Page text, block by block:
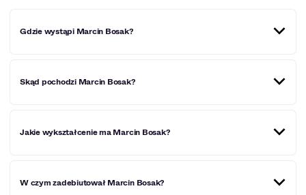
Gdzie wystąpi Marcin Bosak?
Miejscowości, w których Marcin Bosak wystąpi w
Skąd pochodzi Marcin Bosak?
Jakie wykształcenie ma Marcin Bosak?
w Warszawie. Studia ukończył z wyróżnieniem.
W czym zadebiutował Marcin Bosak?